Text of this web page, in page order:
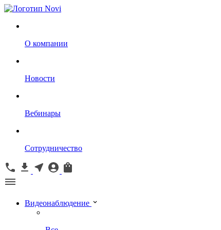
О компании
Новости
Вебинары
Сотрудничество
Видеонаблюдение